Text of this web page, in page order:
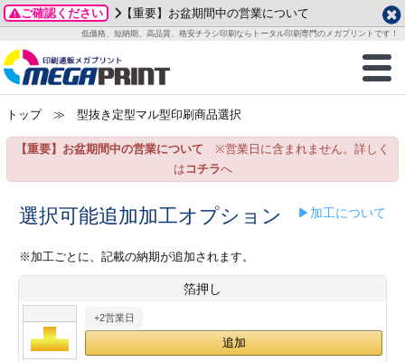
ご確認ください 【重要】お盆期間中の営業について
低価格、短納期、高品質、格安チラシ印刷ならトータル印刷専門のメガプリントです！
商品一覧
グッズ
ステッカー
ックカード印刷
業ツール印刷
＆盛り上げ印刷
ご利用ガイド
お客様へ
いて
方法
/送料について
刷
カード印刷
ックカード名刺
ムカード
型マル型印刷
データ作成ガイド
成前に
ガイド
加工指示ガイド
テンプレート
ード印刷
名刺印刷
ックカード
ード印刷
印刷
一覧
わせ
り
プル請求
2026年 8月
月
火 水 木 金
土
1
3
4 5 6 7
8
15
24
25 26 27
29
土
1
2 3
8 9 10 11
12
トップ≫ 型抜き定型マル型印刷商品選択
【重要】お盆期間中の営業について ※営業日に含まれません。詳しく
は コチラへ
選択可能追加加工オプション ▶加工について
※加工ごとに、記載の納期が追加されます。
箔押し
+2営業日